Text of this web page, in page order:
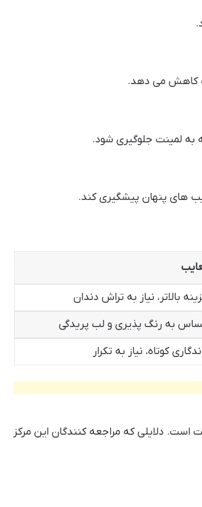
کاهش می دهد.
به لمینت جلوگیری شود.
های پنهان پیشگیری کند.
بالاتر، نیاز به تراش دندان
به رنگ پذیری و لب پریدگی
کوتاه، نیاز به تکرار
است. دلایلی که مراجعه کنندگان این مرکز